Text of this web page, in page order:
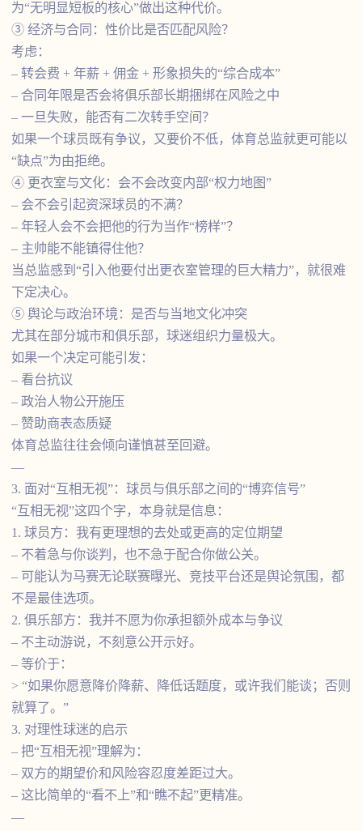
为“无明显短板的核心”做出这种代价。
③ 经济与合同：性价比是否匹配风险？
考虑：
– 转会费 + 年薪 + 佣金 + 形象损失的“综合成本”
– 合同年限是否会将俱乐部长期捆绑在风险之中
– 一旦失败，能否有二次转手空间？
如果一个球员既有争议，又要价不低，体育总监就更可能以
“缺点”为由拒绝。
④ 更衣室与文化：会不会改变内部“权力地图”
– 会不会引起资深球员的不满？
– 年轻人会不会把他的行为当作“榜样”？
– 主帅能不能镇得住他？
当总监感到“引入他要付出更衣室管理的巨大精力”，就很难
下定决心。
⑤ 舆论与政治环境：是否与当地文化冲突
尤其在部分城市和俱乐部，球迷组织力量极大。
如果一个决定可能引发：
– 看台抗议
– 政治人物公开施压
– 赞助商表态质疑
体育总监往往会倾向谨慎甚至回避。
—
3. 面对“互相无视”：球员与俱乐部之间的“博弈信号”
“互相无视”这四个字，本身就是信息：
1. 球员方：我有更理想的去处或更高的定位期望
– 不着急与你谈判，也不急于配合你做公关。
– 可能认为马赛无论联赛曝光、竞技平台还是舆论氛围，都
不是最佳选项。
2. 俱乐部方：我并不愿为你承担额外成本与争议
– 不主动游说，不刻意公开示好。
– 等价于：
> “如果你愿意降价降薪、降低话题度，或许我们能谈；否则
就算了。”
3. 对理性球迷的启示
– 把“互相无视”理解为：
– 双方的期望价和风险容忍度差距过大。
– 这比简单的“看不上”和“瞧不起”更精准。
—